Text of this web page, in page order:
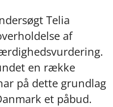
Telia
af
en række
på dette grundlag
et påbud.